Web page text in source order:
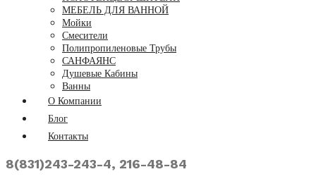
МЕБЕЛЬ ДЛЯ ВАННОЙ
Мойки
Смесители
Полипропиленовые Трубы
САНФАЯНС
Душевые Кабины
Ванны
О Компании
Блог
Контакты
8(831)243-243-4, 216-48-84